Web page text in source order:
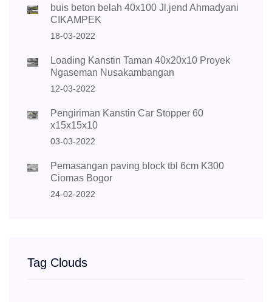
buis beton belah 40x100 Jl.jend Ahmadyani
CIKAMPEK
18-03-2022
Loading Kanstin Taman 40x20x10 Proyek
Ngaseman Nusakambangan
12-03-2022
Pengiriman Kanstin Car Stopper 60
x15x15x10
03-03-2022
Pemasangan paving block tbl 6cm K300
Ciomas Bogor
24-02-2022
Tag Clouds